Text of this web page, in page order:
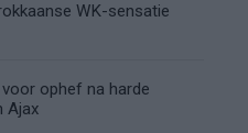
WK-sensatie
ophef na harde
Ajax